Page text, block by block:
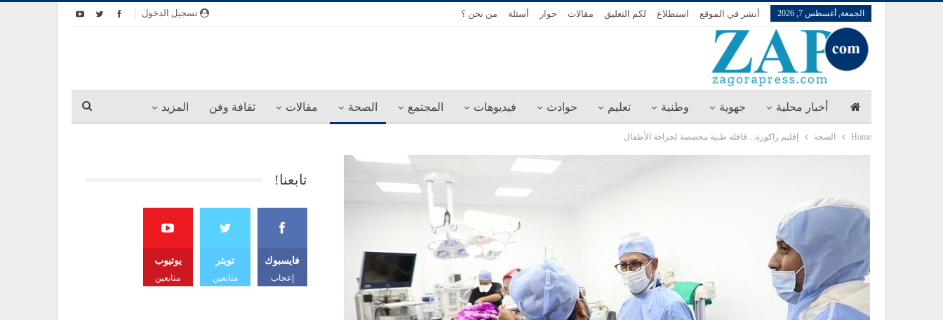
تسجيل الدخول الجمعة, أغسطس 7, 2026 أنشر في الموقع استطلاع لكم التعليق مقالات حوار أسئلة من نحن ؟
أخبار محلية جهوية وطنية تعليم حوادث فيديوهات المجتمع الصحة مقالات ثقافة وفن المزيد
Home الصحة إقليم زاكورة…قافلة طبية مخصصة لجراحة الأطفال
تابعنا!
فايسبوك
إعجاب
تويتر
متابعين
يوتيوب
متابعين